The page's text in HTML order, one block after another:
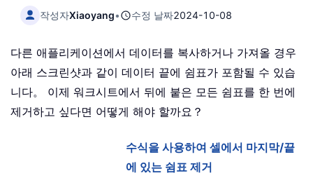
작성자Xiaoyang• 수정 날짜2024-10-08
다른 애플리케이션에서 데이터를 복사하거나 가져올 경우
아래 스크린샷과 같이 데이터 끝에 쉼표가 포함될 수 있습
니다。 이제 워크시트에서 뒤에 붙은 모든 쉼표를 한 번에
제거하고 싶다면 어떻게 해야 할까요？
수식을 사용하여 셀에서 마지막/끝
에 있는 쉼표 제거